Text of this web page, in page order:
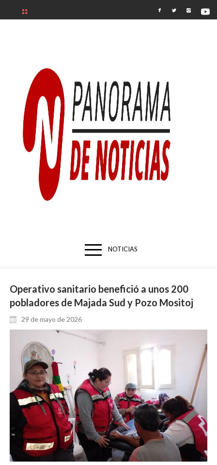
NOTICIAS
Operativo sanitario benefició a unos 200
pobladores de Majada Sud y Pozo Mositoj
29 de mayo de 2026